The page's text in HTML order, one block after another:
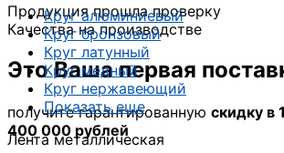
Круг алюминиевый
Круг бронзовый
Круг латунный
Круг медный
Круг нержавеющий
Показать еще
Лента металлическая
Продукция прошла проверку
Качества на производстве
Это Ваша первая
получите гарантированную скидку в
400 000 рублей